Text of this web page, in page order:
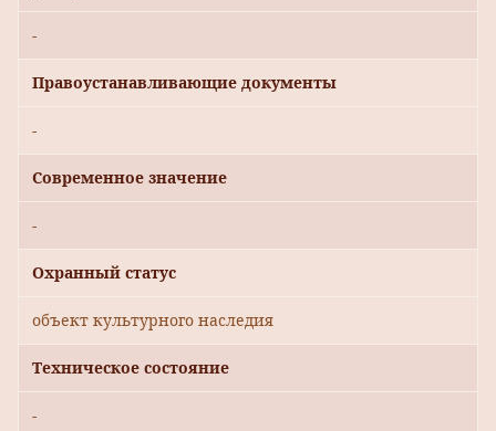
-
Правоустанавливающие документы
-
Современное значение
-
Охранный статус
объект культурного наследия
Техническое состояние
-